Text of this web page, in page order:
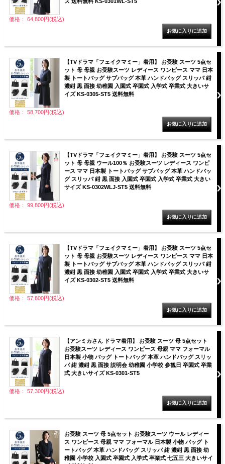
価格： 64,800円(税込)
【TVドラマ「フェイクマミー」着用】 お受験 スーツ 5点セ
ット 母 母親 お受験スーツ レディース ワンピース ママ 日本
製 トートバッグ サブバッグ 本革 ハンドバッグ スリッパ 紺
濃紺 黒 面接 幼稚園 入園式 卒園式 入学式 卒業式 大きいサ
イズ KS-0305-ST5 送料無料
価格： 58,700円(税込)
【TVドラマ「フェイクマミー」着用】 お受験 スーツ 5点セ
ット 母 母親 ウール100％ お受験スーツ レディース ワンピ
ース ママ 日本製 トートバッグ サブバッグ 本革 ハンドバッ
グ スリッパ 紺 黒 面接 入園式 卒園式 入学式 卒業式 大きい
サイズ KS-0302WLJ-ST5 送料無料
価格： 99,800円(税込)
【TVドラマ「フェイクマミー」着用】 お受験 スーツ 5点セ
ット 母 母親 お受験スーツ レディース ワンピース ママ 日本
製 トートバッグ サブバッグ 本革 ハンドバッグ スリッパ 紺
濃紺 黒 面接 幼稚園 入園式 卒園式 入学式 卒業式 大きいサ
イズ KS-0302-ST5 送料無料
価格： 57,800円(税込)
【アンミカさん ドラマ着用】 お受験 スーツ 母 5点セット
お受験スーツ レディース ワンピース 母親 ママ フォーマル
日本製 小物 バッグ トートバッグ 本革 ハンドバッグ スリッ
パ 紺 濃紺 黒 面接 説明会 幼稚園 小学校 参観日 卒園式 卒業
式 大きいサイズ KS-0301-ST5
価格： 57,300円(税込)
お受験 スーツ 母 5点セット お受験スーツ ウール レディー
ス ワンピース 母親 ママ フォーマル 日本製 小物 バッグ ト
ートバッグ 本革 ハンドバッグ スリッパ 紺 濃紺 黒 面接 幼
稚園 小学校 入園式 卒園式 入学式 卒業式 七五三 大きいサイ